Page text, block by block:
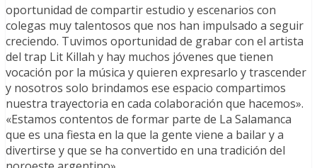
oportunidad de compartir estudio y escenarios con
colegas muy talentosos que nos han impulsado a seguir
creciendo. Tuvimos oportunidad de grabar con el artista
del trap Lit Killah y hay muchos jóvenes que tienen
vocación por la música y quieren expresarlo y trascender
y nosotros solo brindamos ese espacio compartimos
nuestra trayectoria en cada colaboración que hacemos».
«Estamos contentos de formar parte de La Salamanca
que es una fiesta en la que la gente viene a bailar y a
divertirse y que se ha convertido en una tradición del